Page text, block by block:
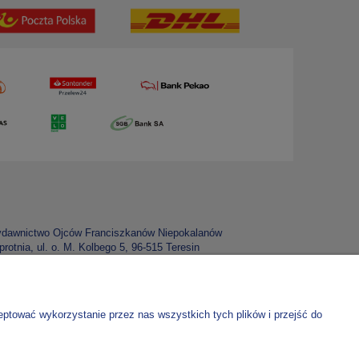
Ojców Franciszkanów Niepokalanów
ul. o. M. Kolbego 5, 96-515 Teresin
wykorzystanie przez nas wszystkich tych plików i przejść do